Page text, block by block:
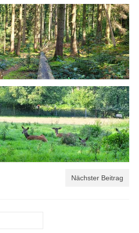
Nächster Beitrag